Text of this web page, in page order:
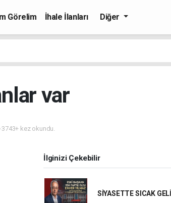
Görelim
İhale İlanları
Diğer
var
3743+ kez okundu.
İlginizi Çekebilir
SİYASETTE SICAK